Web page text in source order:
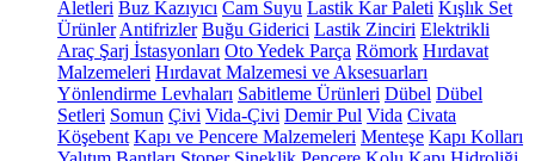
Aletleri Buz Kazıyıcı Cam Suyu Lastik Kar Paleti Kışlık Set
Ürünler Antifrizler Buğu Giderici Lastik Zinciri Elektrikli
Araç Şarj İstasyonları Oto Yedek Parça Römork Hırdavat
Malzemeleri Hırdavat Malzemesi ve Aksesuarları
Yönlendirme Levhaları Sabitleme Ürünleri Dübel Dübel
Setleri Somun Çivi Vida-Çivi Demir Pul Vida Civata
Köşebent Kapı ve Pencere Malzemeleri Menteşe Kapı Kolları